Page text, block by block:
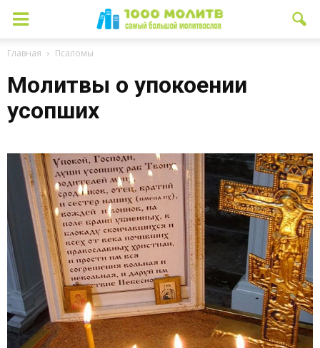
Главная Псаломы
Молитвы о упокоении
усопших